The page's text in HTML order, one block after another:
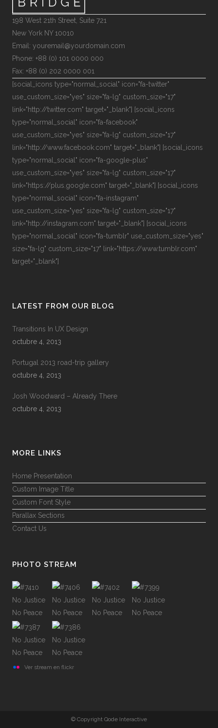
198 West 21th Street, Suite 721
New York NY 10010
Email: youremail@yourdomain.com
Phone: +88 (0) 101 0000 000
Fax: +88 (0) 202 0000 001
[social_icons type="normal_social" icon="fa-twitter"
use_custom_size="yes" size="fa-lg" custom_size="17"
link="http://twitter.com" target="_blank"] [social_icons
type="normal_social" icon="fa-facebook"
use_custom_size="yes" size="fa-lg" custom_size="17"
link="http://www.facebook.com" target="_blank"] [social_icons
type="normal_social" icon="fa-google-plus"
use_custom_size="yes" size="fa-lg" custom_size="17"
link="https://plus.google.com" target="_blank"] [social_icons
type="normal_social" icon="fa-instagram"
use_custom_size="yes" size="fa-lg" custom_size="17"
link="http://instagram.com" target="_blank"] [social_icons
type="normal_social" icon="fa-tumblr" use_custom_size="yes"
size="fa-lg" custom_size="17" link="https://www.tumblr.com"
target="_blank"]
LATEST FROM OUR BLOG
Transitions In UX Design
octubre 4, 2013
Portugal 2013 road-trip gallery
octubre 4, 2013
Josh Woodward – Already There
octubre 4, 2013
MORE LINKS
Home Presentation
Custom Image Title
Custom Font Style
Parallax Sections
Contact Us
PHOTO STREAM
Ver stream en flickr
© Copyright Qode Interactive